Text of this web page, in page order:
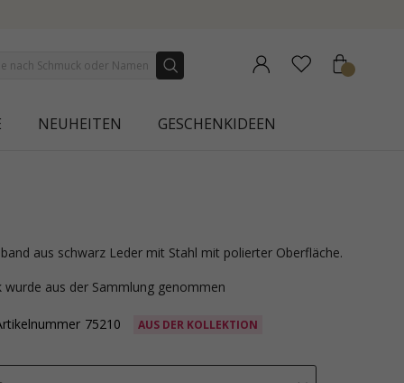
NEUHEITEN GESCHENKIDEEN
aus schwarz Leder mit Stahl mit polierter Oberfläche.
wurde aus der Sammlung genommen
75210 AUS DER KOLLEKTION